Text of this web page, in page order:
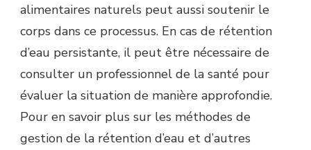
alimentaires naturels peut aussi soutenir le
corps dans ce processus. En cas de rétention
d’eau persistante, il peut être nécessaire de
consulter un professionnel de la santé pour
évaluer la situation de manière approfondie.
Pour en savoir plus sur les méthodes de
gestion de la rétention d’eau et d’autres